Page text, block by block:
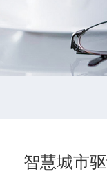
智慧城市